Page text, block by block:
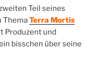
Teil seines
ThemaTerra Mortis
Produzent und
bisschen über seine